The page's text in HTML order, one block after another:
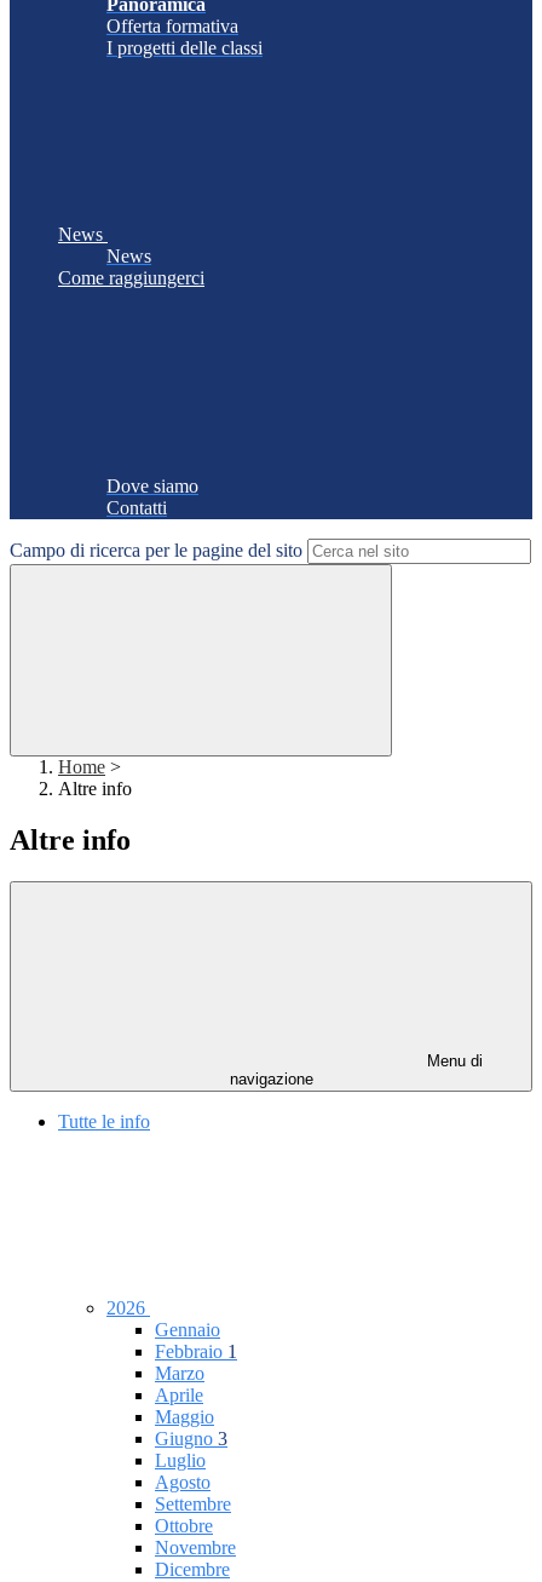
Panoramica
Offerta formativa
I progetti delle classi
News
News
Come raggiungerci
Dove siamo
Contatti
Campo di ricerca per le pagine del sito
Home >
Altre info
Altre info
Menu di
navigazione
Tutte le info
2026
Gennaio
Febbraio 1
Marzo
Aprile
Maggio
Giugno 3
Luglio
Agosto
Settembre
Ottobre
Novembre
Dicembre